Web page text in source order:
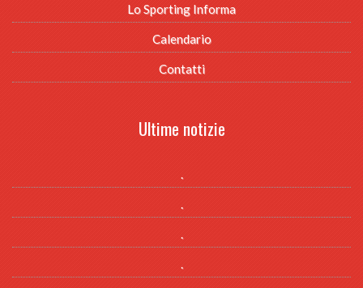
Lo Sporting Informa
Calendario
Contatti
Ultime notizie
.
.
.
.